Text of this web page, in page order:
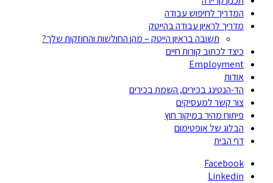
המדריך לחיפוש עבודה
מדריך לראיון עבודה בהייטק
תשובה בראיון הייטק – מהן החולשות והחוזקות שלך?
כיצד לכתוב קורות חיים
Employment
אודות
הד-הנטינג בכירים, השמת בכירים
צור קשר למעסיקים
פיתוח מהיר במיקור חוץ
הבלוג של אופטימום
דף הבית
Facebook
Linkedin